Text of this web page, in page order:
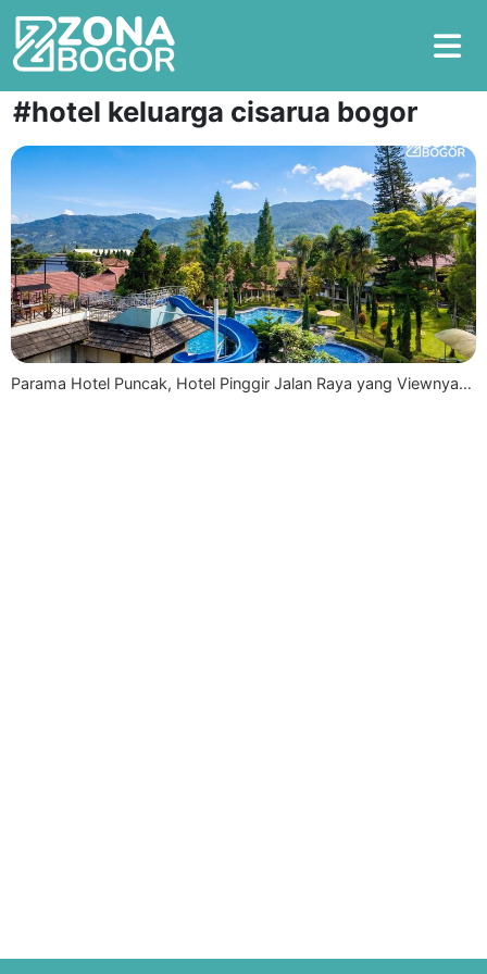
#hotel keluarga cisarua bogor
Parama Hotel Puncak, Hotel Pinggir Jalan Raya yang Viewnya…